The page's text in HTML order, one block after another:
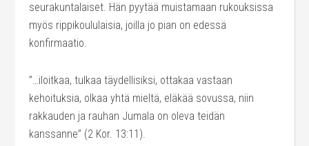
seurakuntalaiset. Hän pyytää muistamaan rukouksissa
myös rippikoululaisia, joilla jo pian on edessä
konfirmaatio.
”…iloitkaa, tulkaa täydellisiksi, ottakaa vastaan
kehoituksia, olkaa yhtä mieltä, eläkää sovussa, niin
rakkauden ja rauhan Jumala on oleva teidän
kanssanne” (2 Kor. 13:11).